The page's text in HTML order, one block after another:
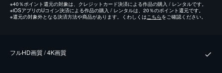
※40％ポイント還元の対象は、クレジットカード決済による作品の購入 / レンタルです。
※iOSアプリのUコイン決済による作品の購入 / レンタルは、20％のポイント還元です。
※還元の対象外となる決済方法や商品があります。くわしくはこちらをご確認ください。
フルHD画質 / 4K画質